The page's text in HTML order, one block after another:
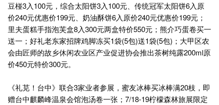
豆椪3入100元，综合太阳饼3入100元、传统冠军太阳饼6入原
价240元优惠价199元、奶油酥饼6入原价240元优惠价199元；
里夫蛋糕手指泡芙盒8入300元两盒特价550元；熊介巧蛋卷买一
送一；好礼老东家招牌鸡脚冻买1袋(5包)送1袋(5包)；大甲区农
会由匠师的故乡休闲农业区产业促进协会推出茶树纯露200ml原
价450元特价300元。
《礼苋！台中》联合3家业者参展，蜜友冰棒买冰棒满20枝，即
赠台中麒麟峰温泉会馆泡汤卷一张；7/18-19柠檬森林旅展限定